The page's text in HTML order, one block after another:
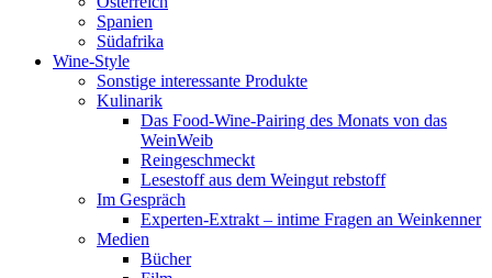
Spanien
Südafrika
Wine-Style
Sonstige interessante Produkte
Kulinarik
Das Food-Wine-Pairing des Monats von das
WeinWeib
Reingeschmeckt
Lesestoff aus dem Weingut rebstoff
Im Gespräch
Experten-Extrakt – intime Fragen an Weinkenner
Medien
Bücher